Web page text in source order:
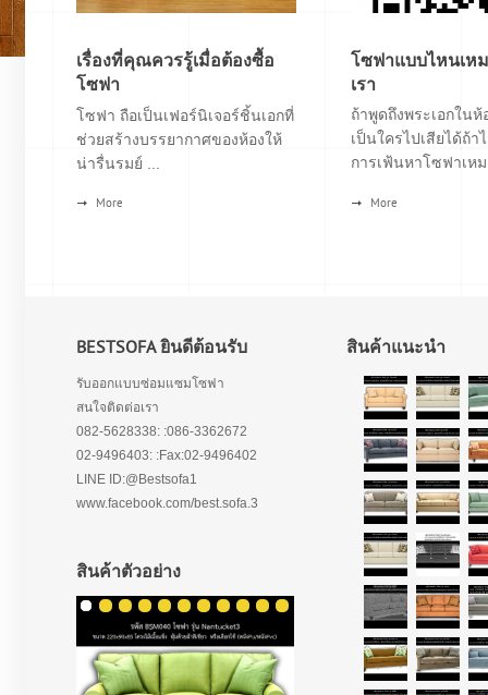
เรื่องที่คุณควรรู้เมื่อต้องซื้อ
โซฟา
โซฟา ถือเป็นเฟอร์นิเจอร์ชิ้นเอกที่
ช่วยสร้างบรรยากาศของห้องให้
น่ารื่นรมย์ ...
More
โซฟาแบบไหนเห
เรา
ถ้าพูดถึงพระเอกในห้
เป็นใครไปเสียได้ถ้า
การเฟ้นหาโซฟาเหม
More
BESTSOFA ยินดีต้อนรับ
รับออกแบบซ่อมแซมโซฟา
สนใจติดต่อเรา
082-5628338: :086-3362672
02-9496403: :Fax:02-9496402
LINE ID:@Bestsofa1
www.facebook.com/best.sofa.3
สินค้าตัวอย่าง
สินค้าแนะนำ